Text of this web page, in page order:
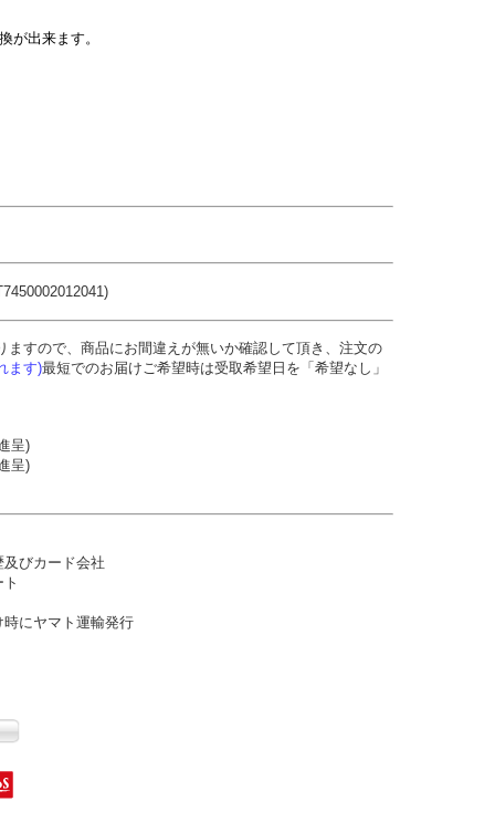
が出来ます。
ますので、商品にお間違えが無いか確認して頂き、注文の
ます)最短でのお届けご希望時は受取希望日を「希望なし」
呈)
呈)
及びカード会社
時にヤマト運輸発行